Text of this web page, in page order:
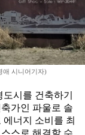
애 시니어기자)
시를 건축하기
가인 파울로 솔
너지 소비를 최